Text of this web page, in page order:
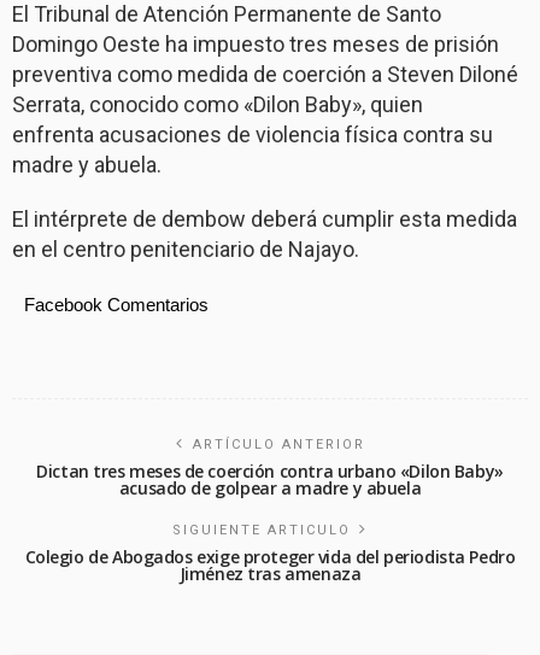
El Tribunal de Atención Permanente de Santo
Domingo Oeste ha impuesto tres meses de prisión
preventiva como medida de coerción a Steven Diloné
Serrata, conocido como «Dilon Baby», quien
enfrenta acusaciones de violencia física contra su
madre y abuela.
El intérprete de dembow deberá cumplir esta medida
en el centro penitenciario de Najayo.
Facebook Comentarios
ARTÍCULO ANTERIOR
Dictan tres meses de coerción contra urbano «Dilon Baby»
acusado de golpear a madre y abuela
SIGUIENTE ARTICULO
Colegio de Abogados exige proteger vida del periodista Pedro
Jiménez tras amenaza